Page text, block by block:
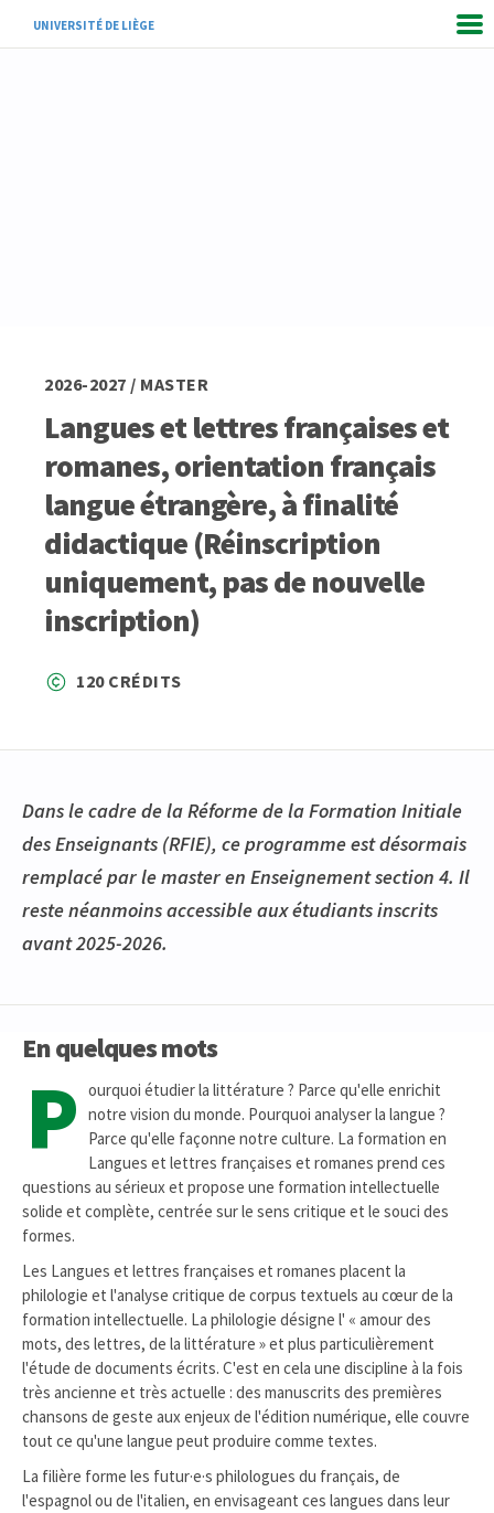
UNIVERSITÉ DE LIÈGE
2026-2027 / MASTER
Langues et lettres françaises et
romanes, orientation français
langue étrangère, à finalité
didactique (Réinscription
uniquement, pas de nouvelle
inscription)
120 CRÉDITS
Dans le cadre de la Réforme de la Formation Initiale
des Enseignants (RFIE), ce programme est désormais
remplacé par le master en Enseignement section 4. Il
reste néanmoins accessible aux étudiants inscrits
avant 2025-2026.
En quelques mots
P ourquoi étudier la littérature ? Parce qu'elle enrichit
notre vision du monde. Pourquoi analyser la langue ?
Parce qu'elle façonne notre culture. La formation en
Langues et lettres françaises et romanes prend ces
questions au sérieux et propose une formation intellectuelle
solide et complète, centrée sur le sens critique et le souci des
formes.
Les Langues et lettres françaises et romanes placent la
philologie et l'analyse critique de corpus textuels au cœur de la
formation intellectuelle. La philologie désigne l' « amour des
mots, des lettres, de la littérature » et plus particulièrement
l'étude de documents écrits. C'est en cela une discipline à la fois
très ancienne et très actuelle : des manuscrits des premières
chansons de geste aux enjeux de l'édition numérique, elle couvre
tout ce qu'une langue peut produire comme textes.
La filière forme les futur·e·s philologues du français, de
l'espagnol ou de l'italien, en envisageant ces langues dans leur